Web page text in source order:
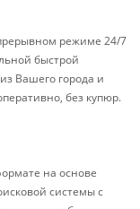
режиме 24/7
быстрой
Вашего города и
без купюр.
на основе
системы с